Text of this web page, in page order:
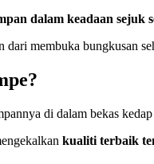
dalam keadaan
membuka bungkusan
di dalam bekas
kualiti terbaik